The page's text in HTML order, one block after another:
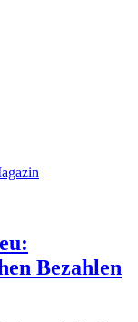
Bezahlen